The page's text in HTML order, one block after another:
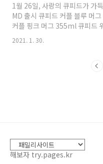
1월 26일, 사랑의 큐피드가 가
MD 출시 큐피드 커플 블루 머
커플 핑크 머그 355ml 큐피드
머그 89ml 큐피드 엔젤 머그
티 인퓨저 글라스 414ml 러브앤
피드 피규어 돔 콜드컵 473ml
SS 큐피드 JNL 보온병 400..
2021. 1. 30.
해보자 try.pages.kr